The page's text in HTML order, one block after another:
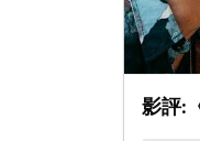
影評: